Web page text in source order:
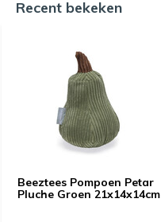
Recent bekeken
Beeztees Pompoen Petar
Pluche Groen 21x14x14cm